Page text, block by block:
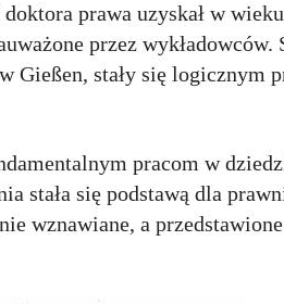
prawa uzyskał w
przez wykładowców.
stały się logicznym
pracom w
stała się podstawą dla
wznawiane, a